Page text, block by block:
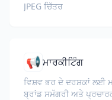
JPEG ਚਿੱਤਰ
📢ਮਾਰਕੀਟਿੰਗ
ਵਿਸ਼ਵ ਭਰ ਦੇ ਦਰਸ਼ਕਾਂ ਲਈ
ਬ੍ਰਾਂਡ ਸਮੱਗਰੀ ਅਤੇ